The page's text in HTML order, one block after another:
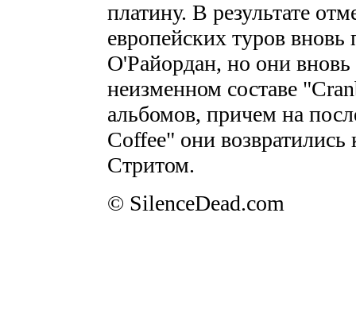
платину. В результате
европейских туров
О'Райордан, но они
неизменном составе
альбомов, причем на
Coffee" они
Стритом.
© SilenceDead.com